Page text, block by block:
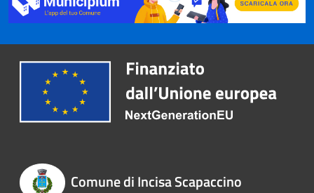
Comune di Incisa Scapaccino